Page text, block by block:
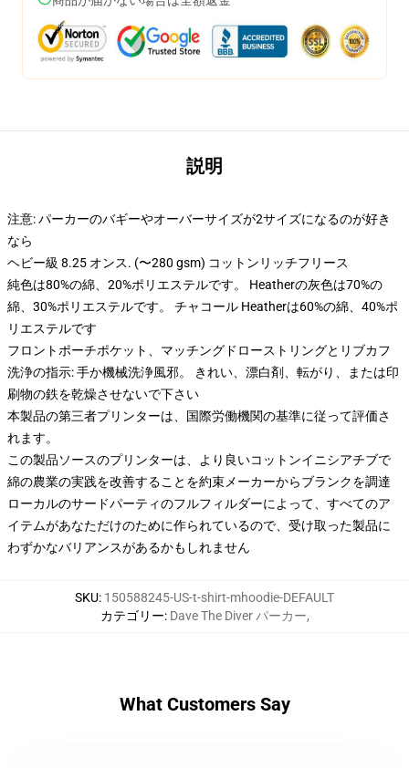
説明
注意: パーカーのバギーやオーバーサイズが2サイズになるのが好き
なら
ヘビー級 8.25 オンス. (〜280 gsm) コットンリッチフリース
純色は80%の綿、20%ポリエステルです。 Heatherの灰色は70%の
綿、30%ポリエステルです。 チャコール Heatherは60%の綿、40%ポ
リエステルです
フロントポーチポケット、マッチングドローストリングとリブカフ
洗浄の指示: 手か機械洗浄風邪。 きれい、漂白剤、転がり、または印
刷物の鉄を乾燥させないで下さい
本製品の第三者プリンターは、国際労働機関の基準に従って評価さ
れます。
この製品ソースのプリンターは、より良いコットンイニシアチブで
綿の農業の実践を改善することを約束メーカーからブランクを調達
ローカルのサードパーティのフルフィルダーによって、すべてのア
イテムがあなただけのために作られているので、受け取った製品に
わずかなバリアンスがあるかもしれません
SKU: 150588245-US-t-shirt-mhoodie-DEFAULT
カテゴリー: Dave The Diver パーカー,
What Customers Say